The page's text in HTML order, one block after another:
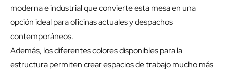
moderna e industrial que convierte esta mesa en una
opción ideal para oficinas actuales y despachos
contemporáneos.
Además, los diferentes colores disponibles para la
estructura permiten crear espacios de trabajo mucho más